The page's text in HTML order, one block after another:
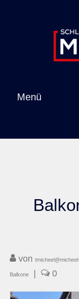
Menü
Startseite
Über uns
von
Balkone 0